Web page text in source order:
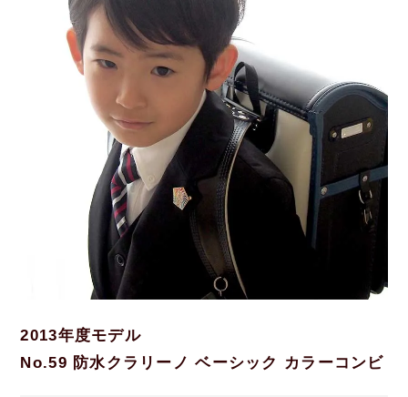
2013年度モデル
No.59 防水クラリーノ ベーシック カラーコンビ